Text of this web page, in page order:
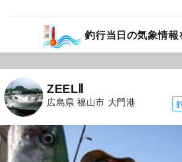
釣行当日の気象情報
ZEELⅡ
広島県 福山市 大門港